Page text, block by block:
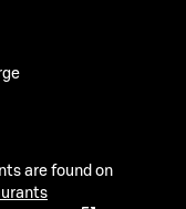
are found on